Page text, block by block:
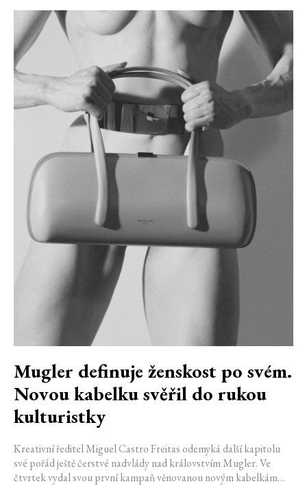
Mugler definuje ženskost po svém.
Novou kabelku svěřil do rukou
kulturistky
Kreativní ředitel Miguel Castro Freitas odemyká další kapitolu
své pořád ještě čerstvé nadvlády nad královstvím Mugler. Ve
čtvrtek vydal svou první kampaň věnovanou novým kabelkám